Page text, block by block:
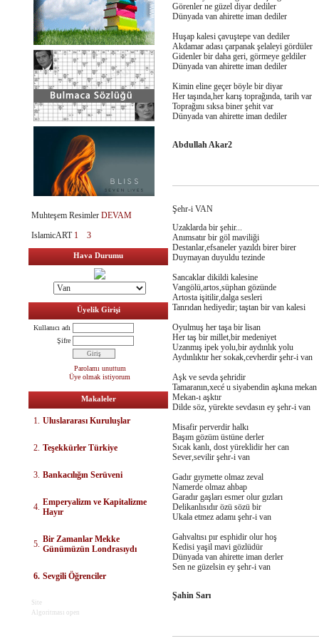
Muhteşem Resimler DEVAM
IslamicART 1 3
Hava Durumu
Üyelik Girişi
Kullanıcı adı
Şifre
Parolamı unuttum
Üye olmak istiyorum
Makaleler
1. Uluslararası Kuruluşlar
2. Teşekkürler Türkiye
3. Bankacılığın Serüveni
4. Emperyalizm ve Kapitalizme
Hayır
5. Bir Zamanlar Mekke
Günümüzün Londrasıydı
6. Sevgili Öğrenciler
Site
Algoritması open
Görenler ne güzel diyar dediler
Dünyada van ahirette iman dediler
Huşap kalesi çavuştepe van dediler
Akdamar adası çarpanak şelaleyi gördüler
Gidenler bir daha geri, görmeye geldiler
Dünyada van ahirette iman dediler
Kimin eline geçer böyle bir diyar
Her taşında,her karış toprağında, tarih var
Toprağını sıksa biner şehit var
Dünyada van ahirette iman dediler
Abdullah Akar2
Şehr-i VAN
Uzaklarda bir şehir...
Anımsatır bir göl maviliği
Destanlar,efsaneler yazıldı birer birer
Duymayan duyuldu tezinde
Sancaklar dikildi kalesine
Vangölü,artos,süphan gözünde
Artosta işitilir,dalga sesleri
Tanrıdan hediyedir; taştan bir van kalesi
Oyulmuş her taşa bir lisan
Her taş bir millet,bir medeniyet
Uzanmış ipek yolu,bir aydınlık yolu
Aydınlıktır her sokak,cevherdir şehr-i van
Aşk ve sevda şehridir
Tamaranın,xecé u siyabendin aşkına mekan
Mekan-ı aşktır
Dilde söz, yürekte sevdasın ey şehr-i van
Misafir perverdir halkı
Başım gözüm üstüne derler
Sıcak kanlı, dost yüreklidir her can
Sever,sevilir şehr-i van
Gadır gıymette olmaz zeval
Namerde olmaz ahbap
Garadır gaşları esmer olur gızları
Delikanlısıdır özü sözü bir
Ukala etmez adamı şehr-i van
Gahvaltısı pır esphidir olur hoş
Kedisi yaşil mavi gözlüdür
Dünyada van ahirette iman derler
Sen ne güzelsin ey şehr-i van
Şahin Sarı